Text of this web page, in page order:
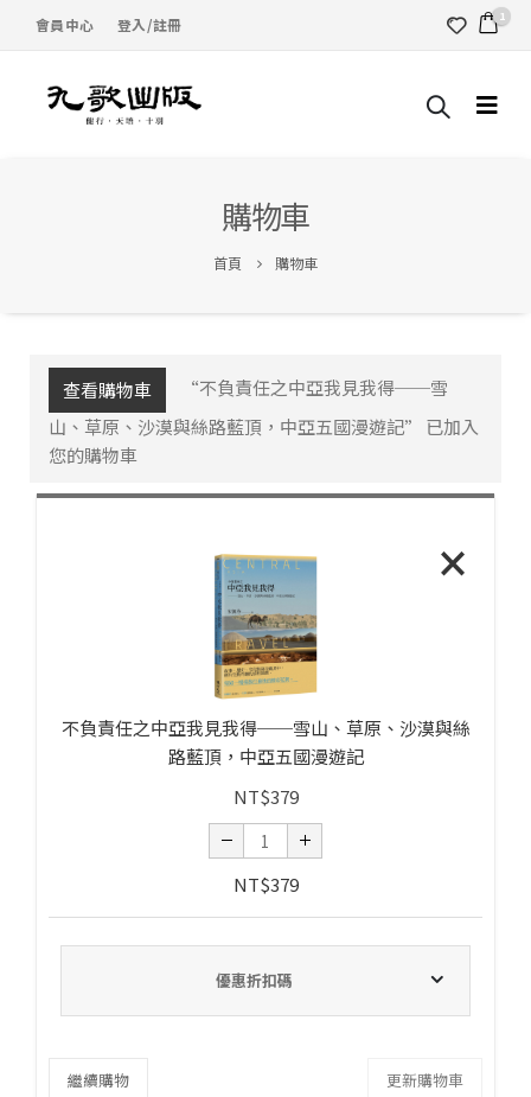
會員中心 登入/註冊 1
購物車
首頁 購物車
查看購物車
“不負責任之中亞我見我得──雪
山、草原、沙漠與絲路藍頂，中亞五國漫遊記” 已加入
您的購物車
×
不負責任之中亞我見我得──雪山、草原、沙漠與絲
路藍頂，中亞五國漫遊記
NT$379
NT$379
優惠折扣碼
繼續購物 更新購物車